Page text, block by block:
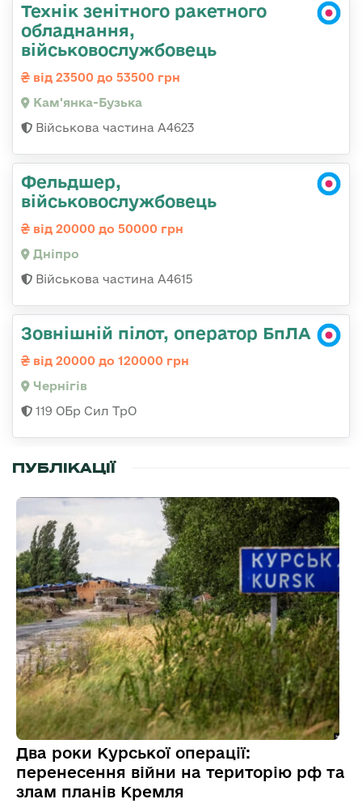
Технік зенітного ракетного
обладнання,
військовослужбовець
від 23500 до 53500 грн
Кам'янка-Бузька
Військова частина А4623
Фельдшер,
військовослужбовець
від 20000 до 50000 грн
Дніпро
Військова частина А4615
Зовнішній пілот, оператор БпЛА
від 20000 до 120000 грн
Чернігів
119 ОБр Сил ТрО
ПУБЛІКАЦІЇ
Два роки Курської операції:
перенесення війни на територію рф та
злам планів Кремля